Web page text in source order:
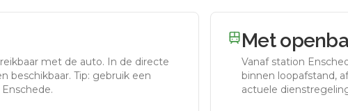
met de auto. In de directe
beschikbaar. Tip: gebruik een
Met
Vanaf station
binnen loopafstand,
actuele